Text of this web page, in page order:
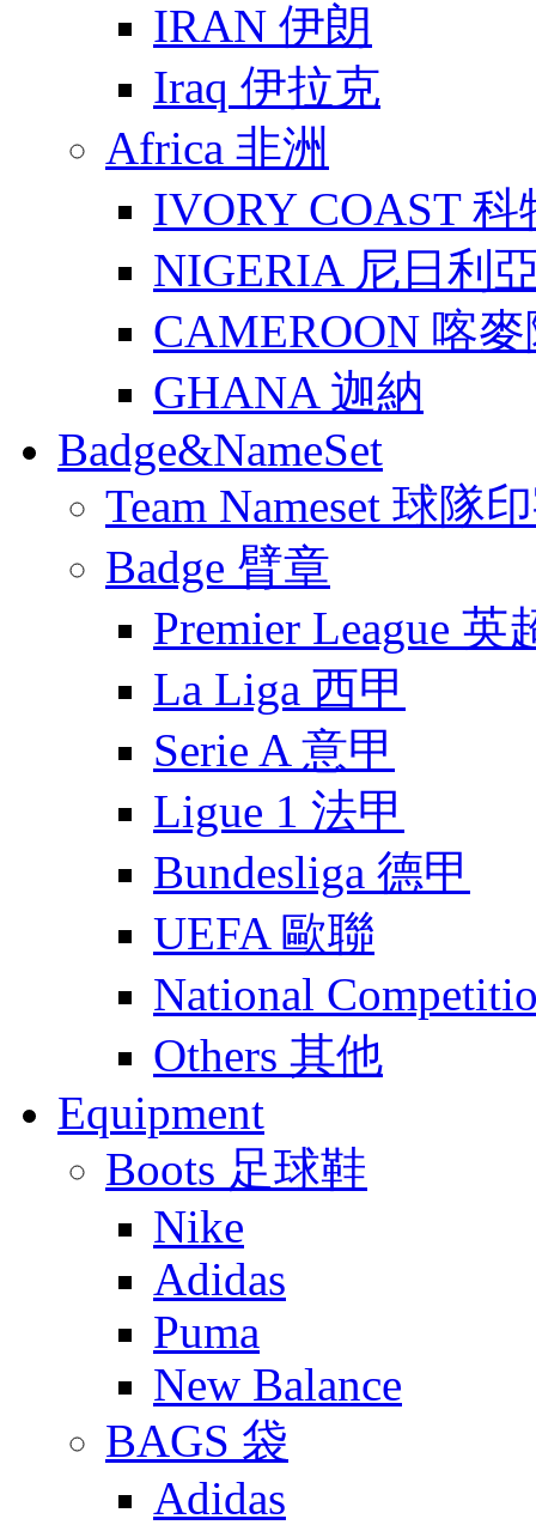
IRAN 伊朗
Iraq 伊拉克
Africa 非洲
IVORY COAST 科
NIGERIA 尼日利
CAMEROON 喀
GHANA 迦納
Badge&NameSet
Team Nameset 球隊
Badge 臂章
Premier League 英
La Liga 西甲
Serie A 意甲
Ligue 1 法甲
Bundesliga 德甲
UEFA 歐聯
National
Others 其他
Equipment
Boots 足球鞋
Nike
Adidas
Puma
New Balance
BAGS 袋
Adidas